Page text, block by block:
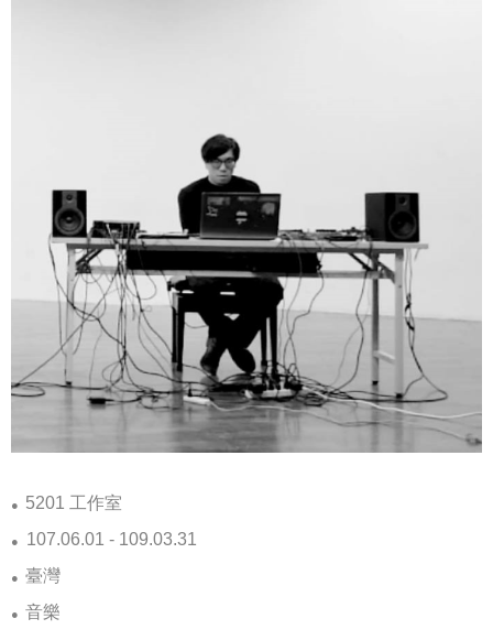
● 5201 工作室
● 107.06.01 - 109.03.31
● 臺灣
● 音樂